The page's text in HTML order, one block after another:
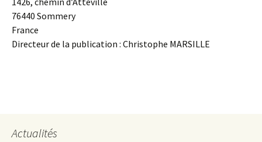
76440 Sommery
France
Directeur de la publication : Christophe MARSILLE
Actualités